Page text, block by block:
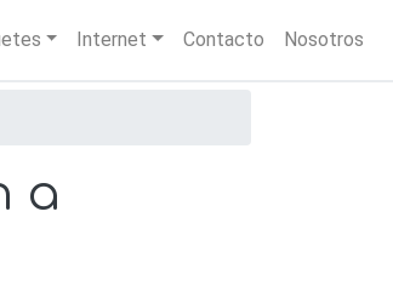
Internet Contacto Nosotros
a